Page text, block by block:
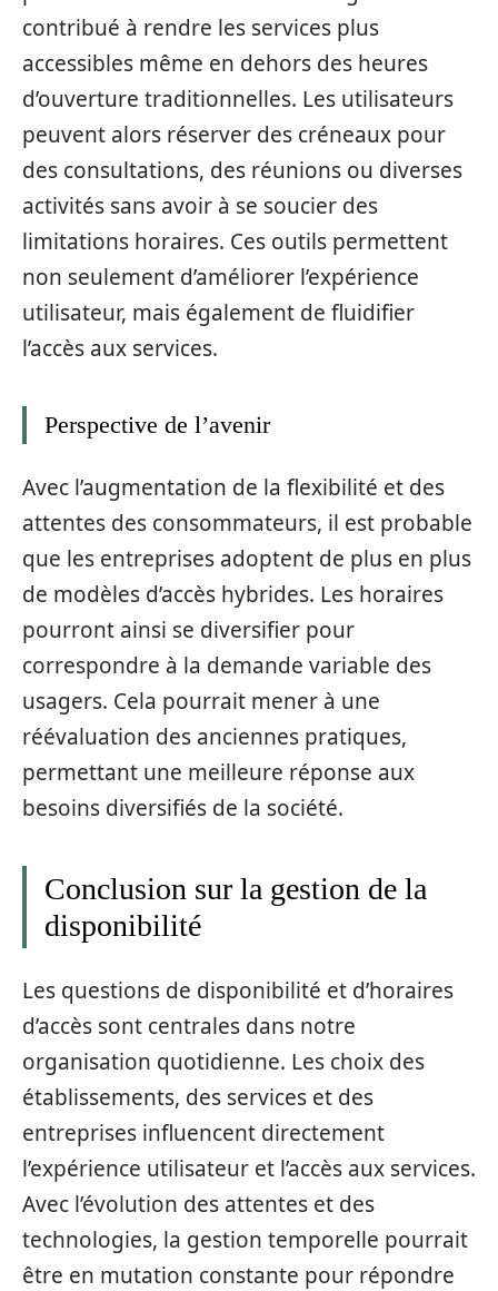
contribué à rendre les services plus
accessibles même en dehors des heures
d’ouverture traditionnelles. Les utilisateurs
peuvent alors réserver des créneaux pour
des consultations, des réunions ou diverses
activités sans avoir à se soucier des
limitations horaires. Ces outils permettent
non seulement d’améliorer l’expérience
utilisateur, mais également de fluidifier
l’accès aux services.
Perspective de l’avenir
Avec l’augmentation de la flexibilité et des
attentes des consommateurs, il est probable
que les entreprises adoptent de plus en plus
de modèles d’accès hybrides. Les horaires
pourront ainsi se diversifier pour
correspondre à la demande variable des
usagers. Cela pourrait mener à une
réévaluation des anciennes pratiques,
permettant une meilleure réponse aux
besoins diversifiés de la société.
Conclusion sur la gestion de la
disponibilité
Les questions de disponibilité et d’horaires
d’accès sont centrales dans notre
organisation quotidienne. Les choix des
établissements, des services et des
entreprises influencent directement
l’expérience utilisateur et l’accès aux services.
Avec l’évolution des attentes et des
technologies, la gestion temporelle pourrait
être en mutation constante pour répondre